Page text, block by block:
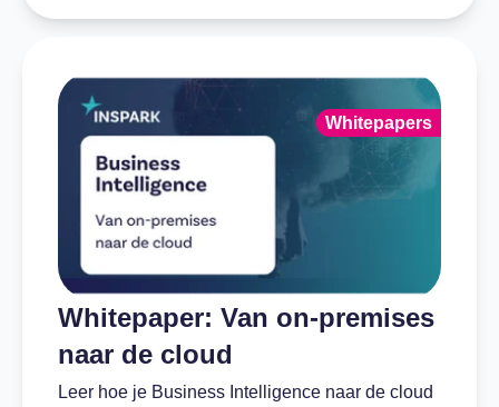
Whitepaper: Van on-premises
naar de cloud
Leer hoe je Business Intelligence naar de cloud
Whitepapers